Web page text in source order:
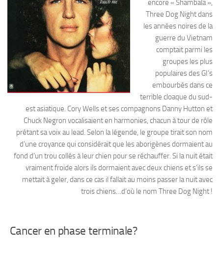
encore « Shambala »,
Three Dog Night dans
les années noires de la
guerre du Vietnam
comptait parmi les
groupes les plus
populaires des GI’s
embourbés dans ce
terrible cloaque du sud-
est asiatique. Cory Wells et ses compagnons Danny Hutton et
Chuck Negron vocalisaient en harmonies, chacun à tour de rôle
prêtant sa voix au lead. Selon la légende, le groupe tirait son nom
d’une croyance qui considérait que les aborigènes dormaient au
fond d’un trou collés à leur chien pour se réchauffer. Si la nuit était
vraiment froide alors ils dormaient avec deux chiens et s’ils se
mettait à geler, dans ce cas il fallait au moins passer la nuit avec
trois chiens…d’où le nom Three Dog Night !
Cancer en phase terminale?